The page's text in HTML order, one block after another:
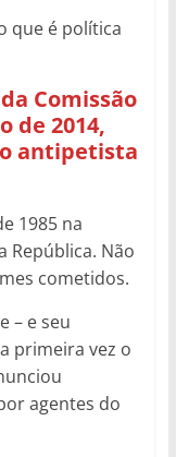
que é política
Comissão
de 2014,
antipetista
1985 na
República. Não
cometidos.
– e seu
primeira vez o
agentes do